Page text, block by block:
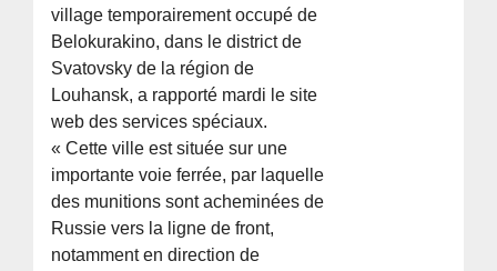
village temporairement occupé de
Belokurakino, dans le district de
Svatovsky de la région de
Louhansk, a rapporté mardi le site
web des services spéciaux.
« Cette ville est située sur une
importante voie ferrée, par laquelle
des munitions sont acheminées de
Russie vers la ligne de front,
notamment en direction de